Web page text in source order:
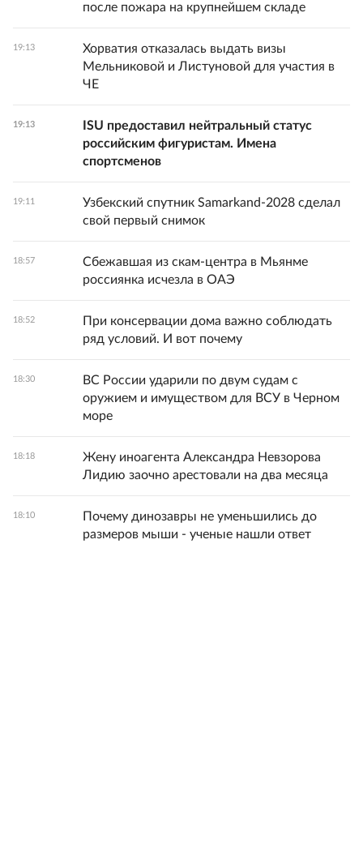
после пожара на крупнейшем складе
19:13
Хорватия отказалась выдать визы
Мельниковой и Листуновой для участия в
ЧЕ
19:13
ISU предоставил нейтральный статус
российским фигуристам. Имена
спортсменов
19:11
Узбекский спутник Samarkand-2028 сделал
свой первый снимок
18:57
Сбежавшая из скам-центра в Мьянме
россиянка исчезла в ОАЭ
18:52
При консервации дома важно соблюдать
ряд условий. И вот почему
18:30
ВС России ударили по двум судам с
оружием и имуществом для ВСУ в Черном
море
18:18
Жену иноагента Александра Невзорова
Лидию заочно арестовали на два месяца
18:10
Почему динозавры не уменьшились до
размеров мыши - ученые нашли ответ